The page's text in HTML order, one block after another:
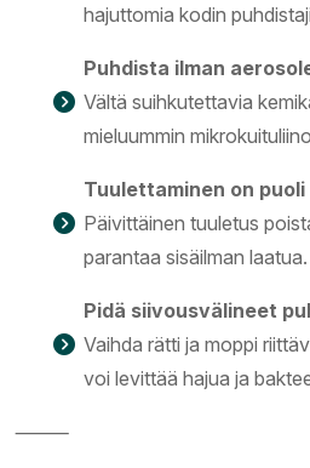
hajuttomia kodin
Puhdista ilman
Vältä suihkutettavia
mieluummin
Tuulettaminen on
Päivittäinen tuuletus
parantaa sisäilman laatua.
Pidä siivousvälineet
Vaihda rätti ja moppi
voi levittää hajua ja
⸻